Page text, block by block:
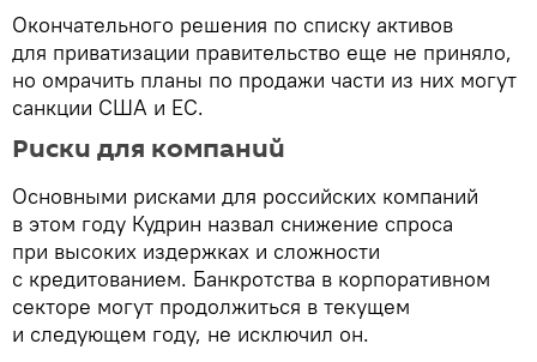
Окончательного решения по списку активов
для приватизации правительство еще не приняло,
но омрачить планы по продажи части из них могут
санкции США и ЕС.
Риски для компаний
Основными рисками для российских компаний
в этом году Кудрин назвал снижение спроса
при высоких издержках и сложности
с кредитованием. Банкротства в корпоративном
секторе могут продолжиться в текущем
и следующем году, не исключил он.